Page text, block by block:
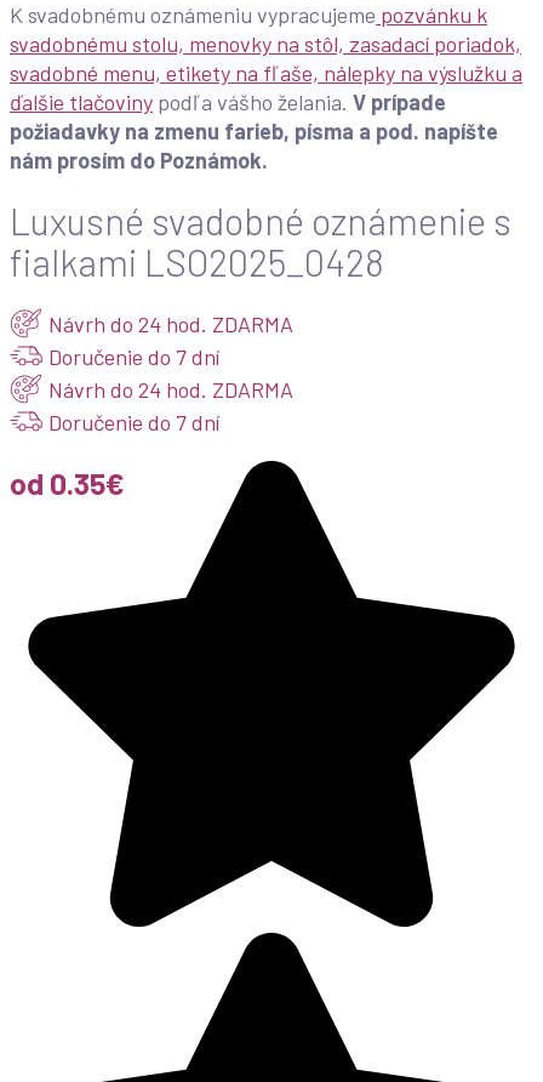
K svadobnému oznámeniu vypracujeme pozvánku k
svadobnému stolu, menovky na stôl, zasadací poriadok,
svadobné menu, etikety na fľaše, nálepky na výslužku a
ďalšie tlačoviny podľa vášho želania. V prípade
požiadavky na zmenu farieb, písma a pod. napíšte
nám prosím do Poznámok.
Luxusné svadobné oznámenie s
fialkami LSO2025_0428
Návrh do 24 hod. ZDARMA
Doručenie do 7 dní
Návrh do 24 hod. ZDARMA
Doručenie do 7 dní
od 0.35€